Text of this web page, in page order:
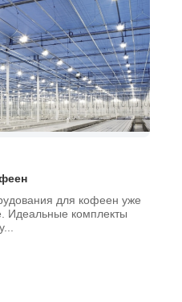
для кофеен уже
Идеальные комплекты